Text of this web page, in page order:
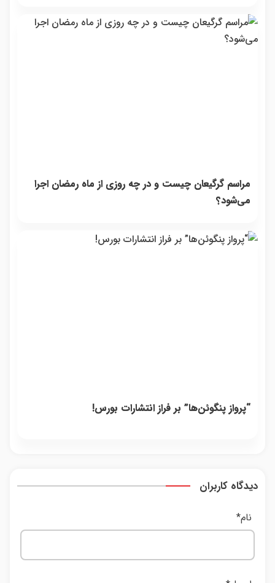
مراسم گرگیعان چیست و در چه روزی از ماه رمضان اجرا
می‌شود؟
“پرواز پنگوئن‌ها” بر فراز انتشارات بورس!
دیدگاه کاربران
نام*